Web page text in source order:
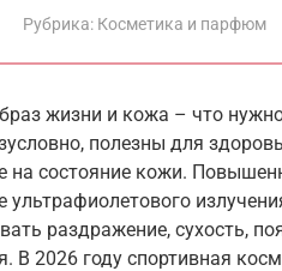
Рубрика: Косметика и парфюм
жизни и кожа – что
полезны для
на состояние кожи.
ультрафиолетового
раздражение, сухость,
В 2026 году спортивная